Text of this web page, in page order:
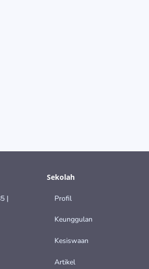
|
Sekolah
Profil
Keunggulan
Kesiswaan
Artikel